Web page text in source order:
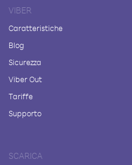
VIBER
Caratteristiche
Blog
Sicurezza
Viber Out
Tariffe
Supporto
SCARICA